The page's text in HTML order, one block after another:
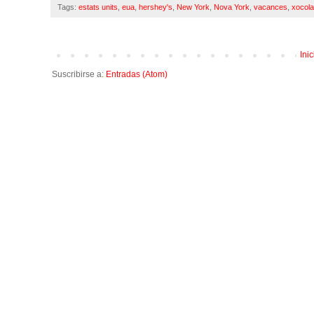
Tags: estats units eua hershey's New York Nova York vacances
Suscribirse a: Entradas (Atom)